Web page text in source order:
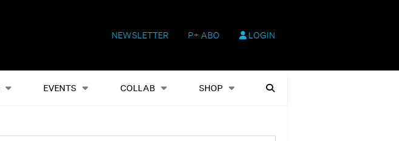
NEWSLETTER P+ ABO LOGIN
EVENTS COLLAB SHOP
Alles Events Shop Heftausgaben Suchen